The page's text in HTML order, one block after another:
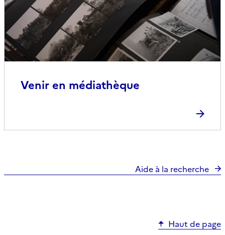
Venir en médiathèque
Aide à la recherche
Haut de page